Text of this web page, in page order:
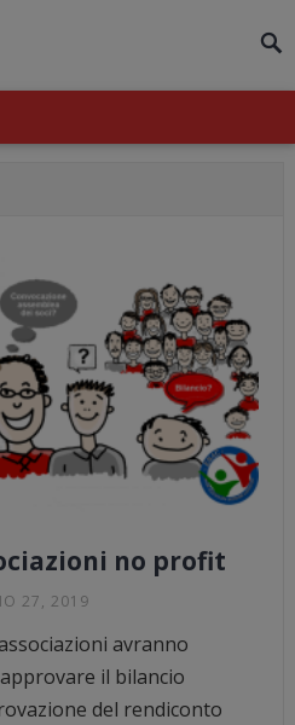
no profit
27, 2019
avranno
il bilancio
del rendiconto